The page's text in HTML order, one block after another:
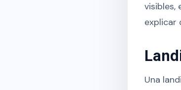
visibles,
explicar
Una